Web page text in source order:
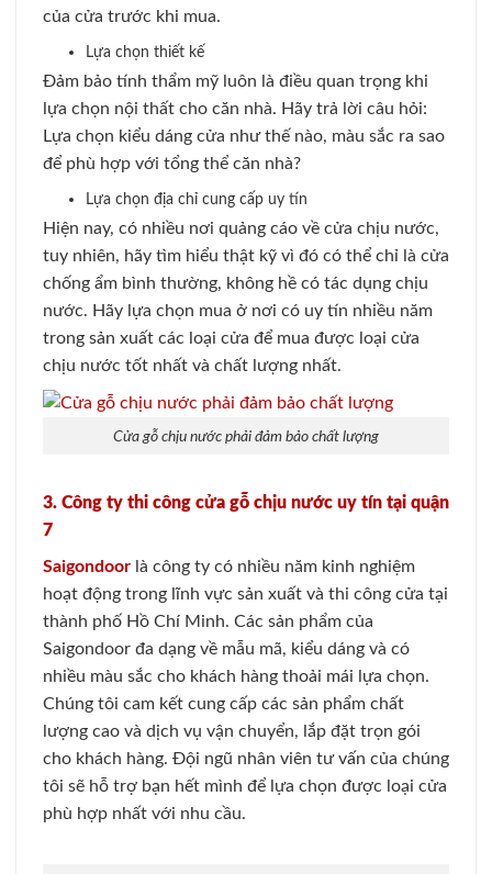
của cửa trước khi mua.
Lựa chọn thiết kế
Đảm bảo tính thẩm mỹ luôn là điều quan trọng khi
lựa chọn nội thất cho căn nhà. Hãy trả lời câu hỏi:
Lựa chọn kiểu dáng cửa như thế nào, màu sắc ra sao
để phù hợp với tổng thể căn nhà?
Lựa chọn địa chỉ cung cấp uy tín
Hiện nay, có nhiều nơi quảng cáo về cửa chịu nước,
tuy nhiên, hãy tìm hiểu thật kỹ vì đó có thể chỉ là cửa
chống ẩm bình thường, không hề có tác dụng chịu
nước. Hãy lựa chọn mua ở nơi có uy tín nhiều năm
trong sản xuất các loại cửa để mua được loại cửa
chịu nước tốt nhất và chất lượng nhất.
Cửa gỗ chịu nước phải đảm bảo chất lượng
3. Công ty thi công cửa gỗ chịu nước uy tín tại quận
7
Saigondoor là công ty có nhiều năm kinh nghiệm
hoạt động trong lĩnh vực sản xuất và thi công cửa tại
thành phố Hồ Chí Minh. Các sản phẩm của
Saigondoor đa dạng về mẫu mã, kiểu dáng và có
nhiều màu sắc cho khách hàng thoải mái lựa chọn.
Chúng tôi cam kết cung cấp các sản phẩm chất
lượng cao và dịch vụ vận chuyển, lắp đặt trọn gói
cho khách hàng. Đội ngũ nhân viên tư vấn của chúng
tôi sẽ hỗ trợ bạn hết mình để lựa chọn được loại cửa
phù hợp nhất với nhu cầu.